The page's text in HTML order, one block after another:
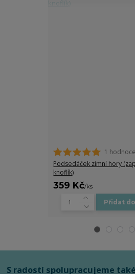
1
Podsedáček zimní hory
knoflík)
359 Kč/ks
Přidat
S radostí spolupracujeme